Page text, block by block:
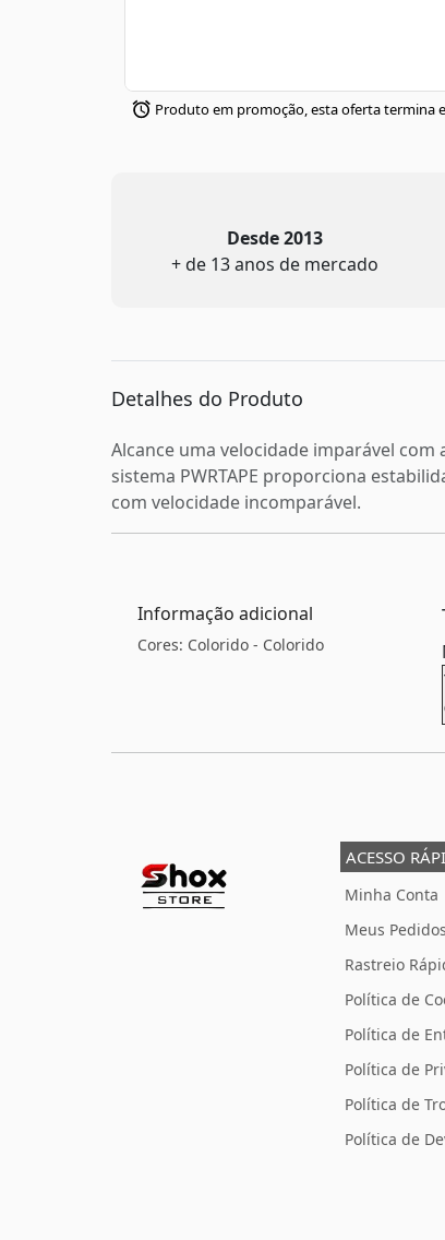
Produto em promoção, esta oferta termina
Desde 2013
+ de 13 anos de mercado
Detalhes do Produto
Alcance uma velocidade imparável com
sistema PWRTAPE proporciona
com velocidade incomparável.
Informação adicional
Cores: Colorido - Colorido
ACESSO
Minha Conta
Meus Pedidos
Rastreio
Política de
Política de
Política de
Política de
Política de